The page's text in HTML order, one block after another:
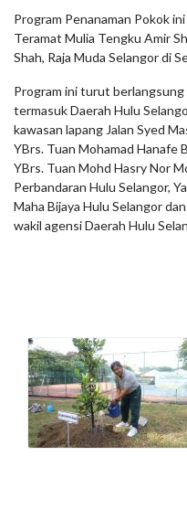
Program Penanaman Pokok
Teramat Mulia Tengku Amir
Shah, Raja Muda Selangor di
Program ini turut
termasuk Daerah Hulu
kawasan lapang Jalan Syed
YBrs. Tuan Mohamad Hanafe
YBrs. Tuan Mohd Hasry Nor
Perbandaran Hulu Selangor,
Maha Bijaya Hulu Selangor
wakil agensi Daerah Hulu